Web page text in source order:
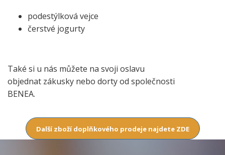
podestýlková vejce
čerstvé jogurty
Také si u nás můžete na svoji oslavu
objednat zákusky nebo dorty od společnosti
BENEA.
Další zboží doplňkového prodeje najdete ZDE